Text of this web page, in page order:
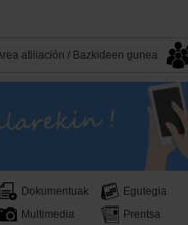
afiliación / Bazkideen gunea
Dokumentuak Egutegia
Multimedia Prentsa